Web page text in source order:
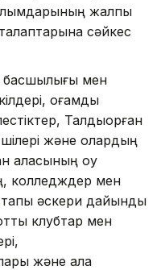
жалпы
сәйкес
басшылығы мен
қоғамдық
Талдықорған
және олардың
қаласының оқу
колледждер мен
әскери дайындық
клубтар мен
және қала